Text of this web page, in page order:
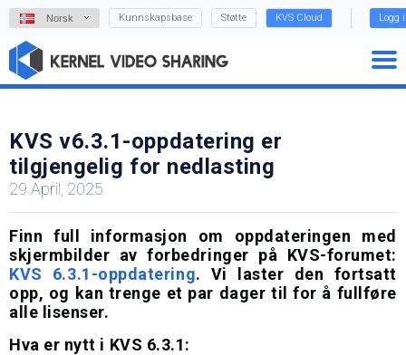
Norsk Kunnskapsbase Støtte KVS Cloud Logg
KVS v6.3.1-oppdatering er
tilgjengelig for nedlasting
29 April, 2025
Finn full informasjon om oppdateringen med
skjermbilder av forbedringer på KVS-forumet:
KVS 6.3.1-oppdatering. Vi laster den fortsatt
opp, og kan trenge et par dager til for å fullføre
alle lisenser.
Hva er nytt i KVS 6.3.1: